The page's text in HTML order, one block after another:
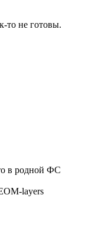
то не готовы.
в родной ФС
layers